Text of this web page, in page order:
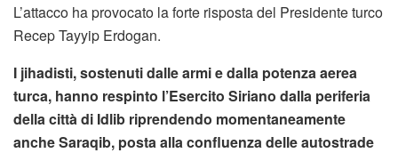
L’attacco ha provocato la forte risposta del Presidente turco
Recep Tayyip Erdogan.
I jihadisti, sostenuti dalle armi e dalla potenza aerea
turca, hanno respinto l’Esercito Siriano dalla periferia
della città di Idlib riprendendo momentaneamente
anche Saraqib, posta alla confluenza delle autostrade